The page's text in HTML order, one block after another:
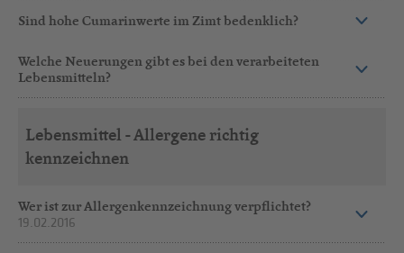
Sind hohe Cumarinwerte im Zimt bedenklich?
Welche Neuerungen gibt es bei den verarbeiteten
Lebensmitteln?
Lebensmittel - Allergene richtig
kennzeichnen
Wer ist zur Allergenkennzeichnung verpflichtet?
19.02.2016